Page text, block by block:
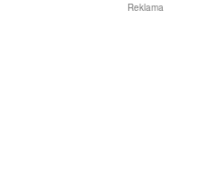
Reklama